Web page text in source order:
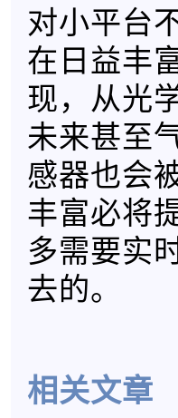
对小平台
在日益丰
现，从光
未来甚至
感器也会
丰富必将
多需要实
去的。
相关文章